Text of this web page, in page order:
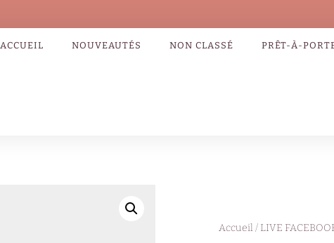
ACCUEIL NOUVEAUTÉS NON CLASSÉ PRÊT-À-
Accueil/ LIVE